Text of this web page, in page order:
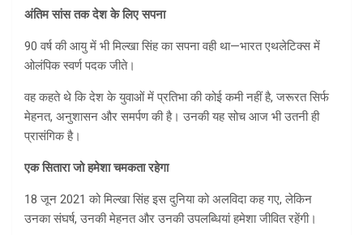
अंतिम सांस तक देश के लिए सपना
90 वर्ष की आयु में भी मिल्खा सिंह का सपना वही था—भारत एथलेटिक्स में
ओलंपिक स्वर्ण पदक जीते।
वह कहते थे कि देश के युवाओं में प्रतिभा की कोई कमी नहीं है, जरूरत सिर्फ
मेहनत, अनुशासन और समर्पण की है। उनकी यह सोच आज भी उतनी ही
प्रासंगिक है।
एक सितारा जो हमेशा चमकता रहेगा
18 जून 2021 को मिल्खा सिंह इस दुनिया को अलविदा कह गए, लेकिन
उनका संघर्ष, उनकी मेहनत और उनकी उपलब्धियां हमेशा जीवित रहेंगी।